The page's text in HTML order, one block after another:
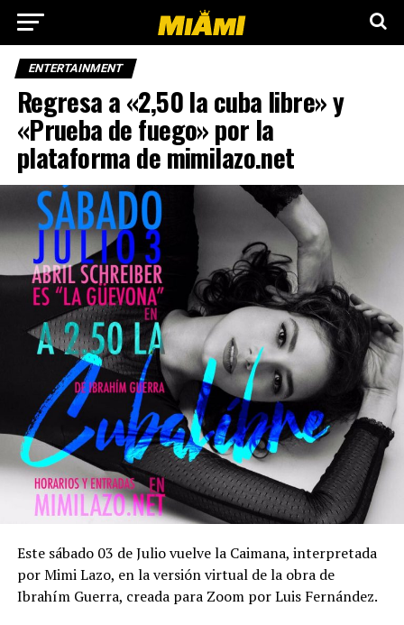
ENTERTAINMENT
Regresa a «2,50 la cuba libre» y
«Prueba de fuego» por la
plataforma de mimilazo.net
Este sábado 03 de Julio vuelve la Caimana, interpretada
por Mimi Lazo, en la versión virtual de la obra de
Ibrahím Guerra, creada para Zoom por Luis Fernández.